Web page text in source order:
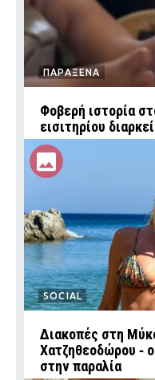
ΠΑΡΑΞΕΝΑ
Φοβερή ιστορία
εισιτηρίου
SOCIAL
Διακοπές στη
Χατζηθεοδώρου ‑
στην παραλία